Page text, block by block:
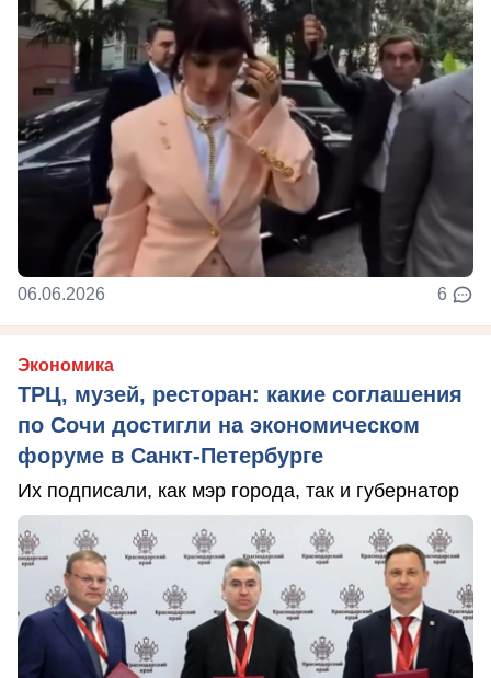
06.06.2026 6
Экономика
ТРЦ, музей, ресторан: какие соглашения
по Сочи достигли на экономическом
форуме в Санкт-Петербурге
Их подписали, как мэр города, так и губернатор